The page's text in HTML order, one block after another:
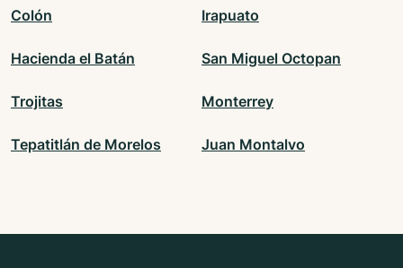
Colón Irapuato
Hacienda el Batán San Miguel Octopan
Trojitas Monterrey
Tepatitlán de Morelos Juan Montalvo